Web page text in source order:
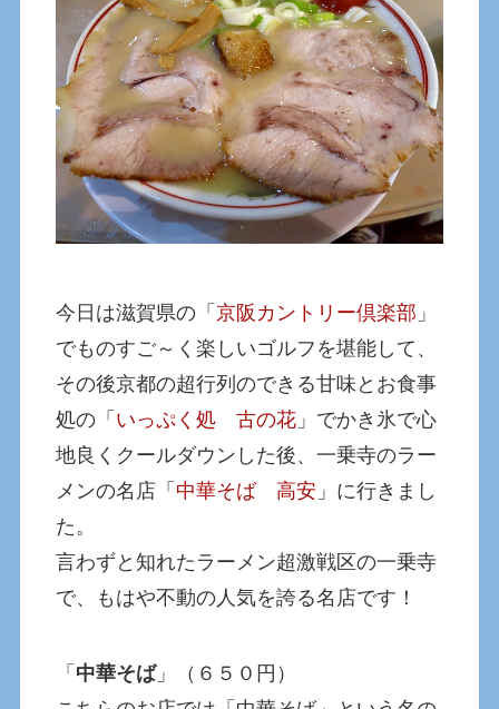
今日は滋賀県の「京阪カントリー倶楽部 」
でものすご～く楽しいゴルフを堪能して、
その後京都の超行列のできる甘味とお食事
処の「 いっぷく処 古の花 」でかき氷で心
地良くクールダウンした後、一乗寺のラー
メンの名店「 中華そば 高安 」に行きまし
た。
言わずと知れたラーメン超激戦区の一乗寺
で、もはや不動の人気を誇る名店です！
「 中華そば」（６５０円）